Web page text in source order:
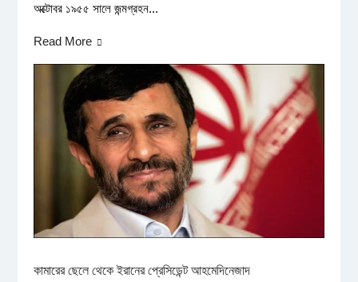
অক্টোবর ১৯৫৫ সালে জন্মগ্রহন...
Read More
কামারের ছেলে থেকে ইরানের প্রেসিডেন্ট আহমেদিনেজাদ